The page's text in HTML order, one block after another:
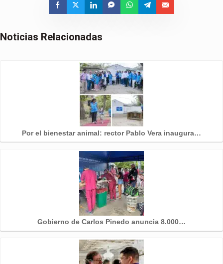
Noticias Relacionadas
Por el bienestar animal: rector Pablo Vera inaugura…
Gobierno de Carlos Pinedo anuncia 8.000…